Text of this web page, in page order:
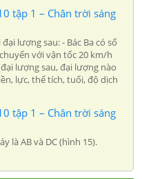
tập 1 – Chân trời sáng
lượng sau: - Bác Ba có số
với vận tốc 20 km/h
lượng sau, đại lượng nào
lực, thể tích, tuổi, độ dịch
tập 1 – Chân trời sáng
là AB và DC (hình 15).